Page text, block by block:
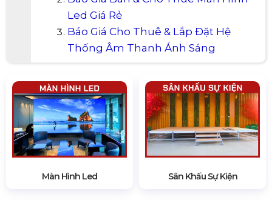
Xem thêm sản phẩm của HSV
Media:
Báo Giá Tổ Chức Sự Kiện Trọn Gói
Báo Giá Bán & Cho Thuê Màn Hình
Led Giá Rẻ
Báo Giá Cho Thuê & Lắp Đặt Hệ
Thống Âm Thanh Ánh Sáng